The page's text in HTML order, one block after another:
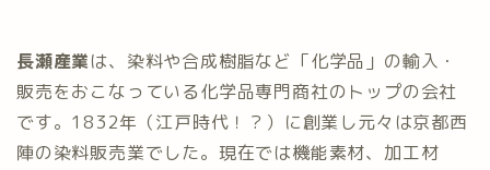
長瀬産業は、染料や合成樹脂など「化学品」の輸入・
販売をおこなっている化学品専門商社のトップの会社
です。1832年（江戸時代！？）に創業し元々は京都西
陣の染料販売業でした。現在では機能素材、加工材